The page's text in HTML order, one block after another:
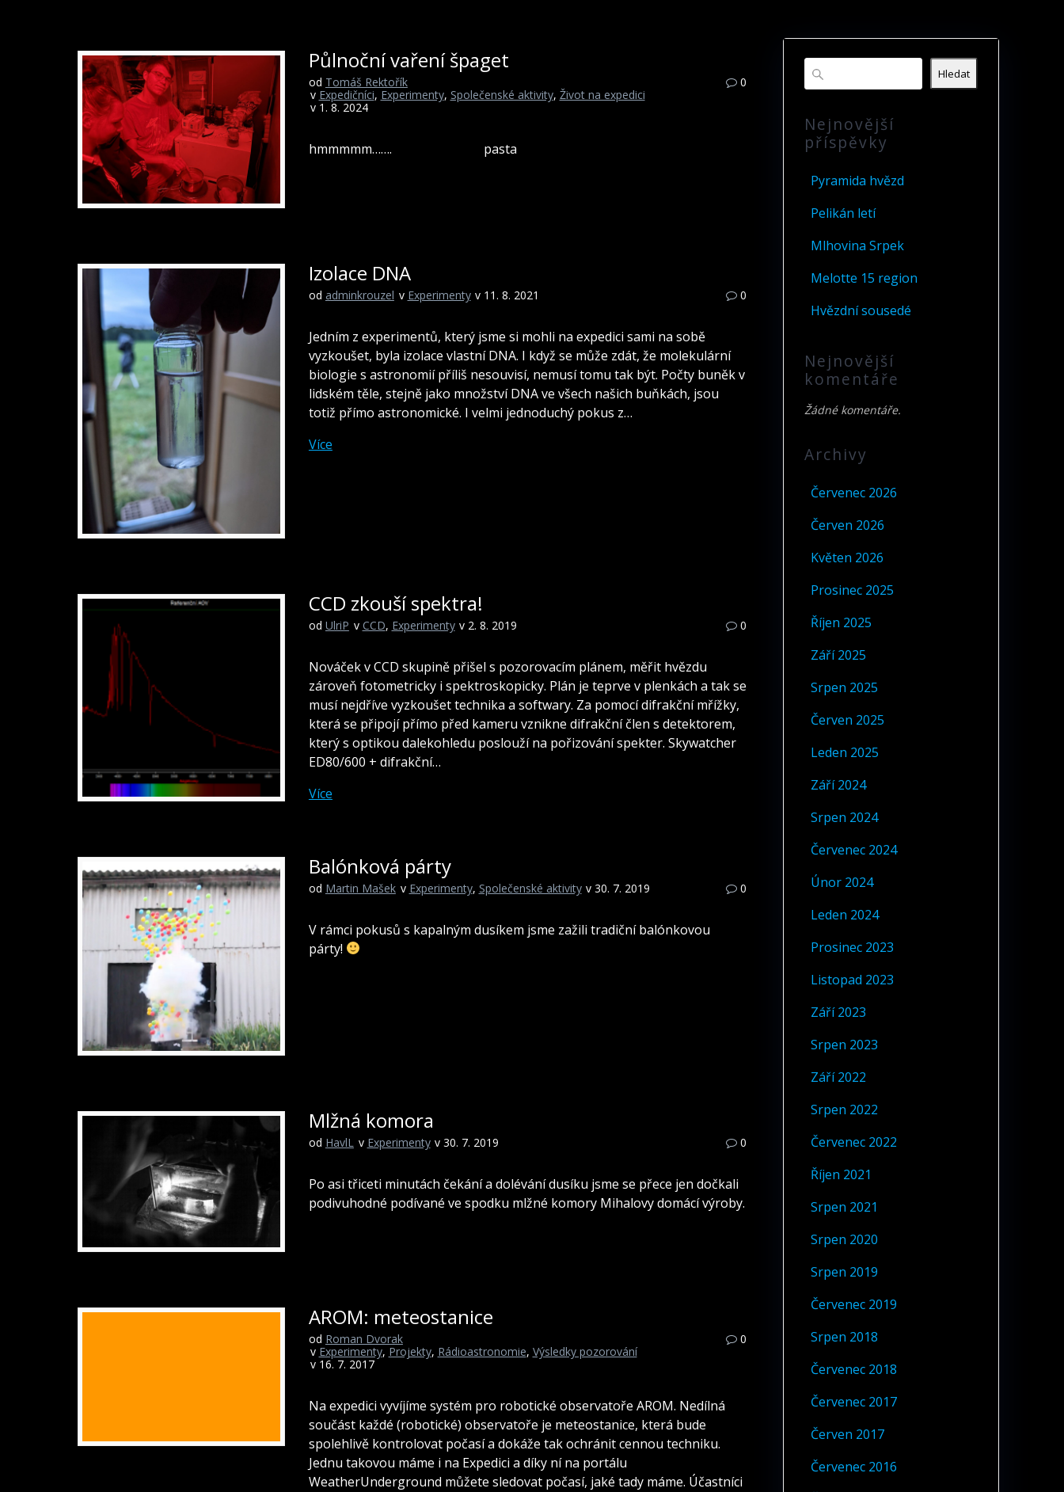
Půlnoční vaření špaget
od Tomáš Rektořík
v Expedičníci, Experimenty, Společenské aktivity, Život na expedici
v 1. 8. 2024
0
hmmmmm……. pasta
Izolace DNA
od adminkrouzel v Experimenty v 11. 8. 2021 0
Jedním z experimentů, který jsme si mohli na expedici sami na sobě
vyzkoušet, byla izolace vlastní DNA. I když se může zdát, že molekulární
biologie s astronomií příliš nesouvisí, nemusí tomu tak být. Počty buněk v
lidském těle, stejně jako množství DNA ve všech našich buňkách, jsou
totiž přímo astronomické. I velmi jednoduchý pokus z…
Více
CCD zkouší spektra!
od UlriP v CCD, Experimenty v 2. 8. 2019 0
Nováček v CCD skupině přišel s pozorovacím plánem, měřit hvězdu
zároveň fotometricky i spektroskopicky. Plán je teprve v plenkách a tak se
musí nejdříve vyzkoušet technika a softwary. Za pomocí difrakční mřížky,
která se připojí přímo před kameru vznikne difrakční člen s detektorem,
který s optikou dalekohledu poslouží na pořizování spekter. Skywatcher
ED80/600 + difrakční…
Více
Balónková párty
od Martin Mašek v Experimenty, Společenské aktivity v 30. 7. 2019 0
V rámci pokusů s kapalným dusíkem jsme zažili tradiční balónkovou
párty!
Mlžná komora
od HavlL v Experimenty v 30. 7. 2019 0
Po asi třiceti minutách čekání a dolévání dusíku jsme se přece jen dočkali
podivuhodné podívané ve spodku mlžné komory Mihalovy domácí výroby.
AROM: meteostanice
od Roman Dvorak
v Experimenty, Projekty, Rádioastronomie, Výsledky pozorování
v 16. 7. 2017
0
Na expedici vyvíjíme systém pro robotické observatoře AROM. Nedílná
součást každé (robotické) observatoře je meteostanice, která bude
spolehlivě kontrolovat počasí a dokáže tak ochránit cennou techniku.
Jednu takovou máme i na Expedici a díky ní na portálu
WeatherUnderground můžete sledovat počasí, jaké tady máme. Účastníci
Hledat
Nejnovější
příspěvky
Pyramida hvězd
Pelikán letí
Mlhovina Srpek
Melotte 15 region
Hvězdní sousedé
Nejnovější
komentáře
Žádné komentáře.
Archivy
Červenec 2026
Červen 2026
Květen 2026
Prosinec 2025
Říjen 2025
Září 2025
Srpen 2025
Červen 2025
Leden 2025
Září 2024
Srpen 2024
Červenec 2024
Únor 2024
Leden 2024
Prosinec 2023
Listopad 2023
Září 2023
Srpen 2023
Září 2022
Srpen 2022
Červenec 2022
Říjen 2021
Srpen 2021
Srpen 2020
Srpen 2019
Červenec 2019
Srpen 2018
Červenec 2018
Červenec 2017
Červen 2017
Červenec 2016